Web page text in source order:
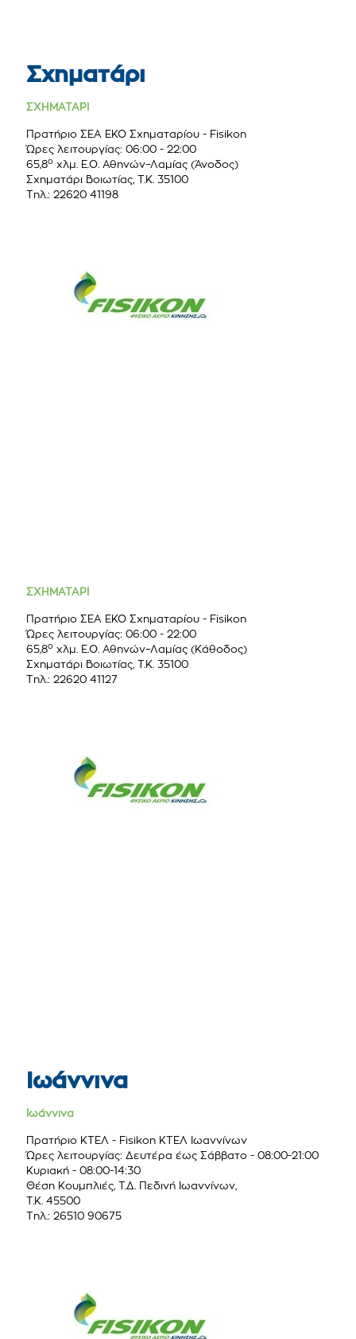
Σχηματάρι
ΣΧΗΜΑΤΑΡΙ
Πρατήριο ΣΕΑ ΕΚΟ Σχηµαταρίου - Fisikon
Ώρες λειτουργίας: 06:00 - 22:00
65,8ο χλμ. Ε.Ο. Αθηνών–Λαμίας (Άνοδος)
Σχηματάρι Βοιωτίας, Τ.Κ. 35100
Τηλ.: 22620 41198
ΣΧΗΜΑΤΑΡΙ
Πρατήριο ΣΕΑ ΕΚΟ Σχηµαταρίου - Fisikon
Ώρες λειτουργίας: 06:00 - 22:00
65,8ο χλμ. Ε.Ο. Αθηνών–Λαμίας (Κάθοδος)
Σχηματάρι Βοιωτίας, Τ.Κ. 35100
Τηλ.: 22620 41127
Ιωάννινα
Ιωάννινα
Πρατήριο ΚΤΕΛ - Fisikon ΚΤΕΛ Ιωαννίνων
Ώρες λειτουργίας: Δευτέρα έως Σάββατο - 08:00-21:00
Κυριακή - 08:00-14:30
Θέση Κουμπλιές, Τ.Δ. Πεδινή Ιωαννίνων,
Τ.Κ. 45500
Τηλ.: 26510 90675